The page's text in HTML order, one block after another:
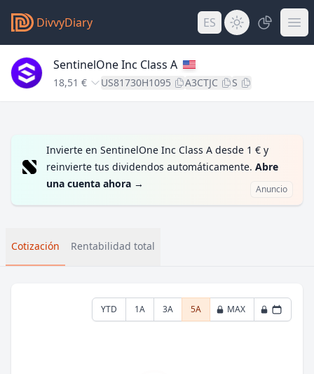
DivvyDiary ES
SentinelOne Inc Class A
18,51 € US81730H1095 A3CTJC S
Invierte en SentinelOne Inc Class A desde 1 € y
reinvierte tus dividendos automáticamente. Abre
una cuenta ahora → Anuncio
Cotización Rentabilidad total
YTD 1A 3A 5A MAX